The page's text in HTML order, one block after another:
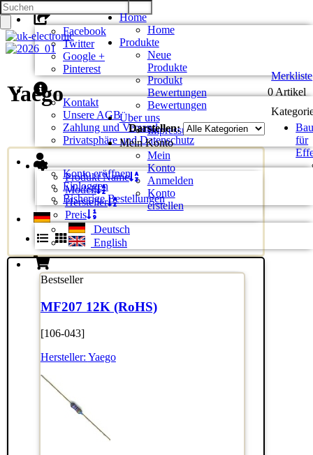
Facebook
Twitter
Google +
Pinterest
Kontakt
Unsere AGB
Zahlung und Versand
Privatsphäre und Datenschutz
Konto eröffnen
Einloggen
Bisherige Bestellungen
Deutsch
English
Home
Home
Produkte
Neue
Produkte
Produkt
Bewertungen
Bewertungen
Über uns
Impressum
Mein Konto
Mein
Konto
Anmelden
Konto
erstellen
Yaego
Darstellen:
Produkt Name
Modell
Hersteller
Preis
Bestseller
MF207 12K (RoHS)
[106-043]
Hersteller: Yaego
Merkliste
0 Artikel
für